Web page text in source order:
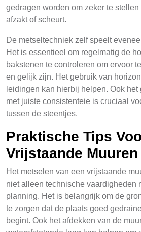
gedragen worden om zeker te
afzakt of scheurt.
De metseltechniek zelf speelt
Het is essentieel om regelmatig de
bakstenen te controleren om ervoor
en gelijk zijn. Het gebruik van
leidingen kan hierbij helpen. Ook het
met juiste consistenteie is cruciaal
tussen de steentjes.
Praktische Tips
Vrijstaande Muuren
Het metselen van een vrijstaande
niet alleen technische vaardigheden
planning. Het is belangrijk om de
te zorgen dat de plaats goed
begint. Ook het afdekken van de